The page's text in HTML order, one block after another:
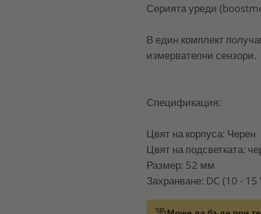
Серията уреди
В един комплект
измервателни сензори.
Спецификация:
Цвят на корпуса: Черен
Цвят на подсветката:
Размер: 52 мм
Захранване: DC (10 - 15